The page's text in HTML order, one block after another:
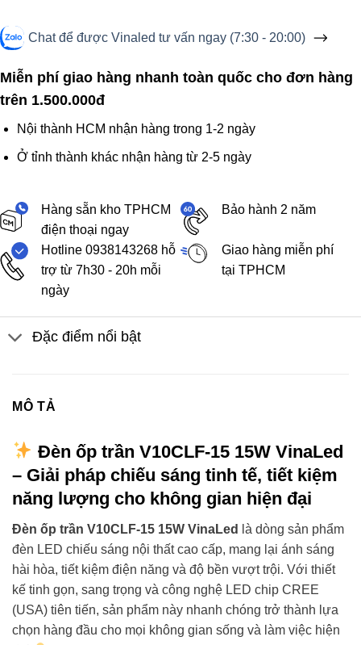
Chat để được Vinaled tư vấn ngay (7:30 - 20:00)
Miễn phí giao hàng nhanh toàn quốc cho đơn hàng
trên 1.500.000đ
Nội thành HCM nhận hàng trong 1-2 ngày
Ở tỉnh thành khác nhận hàng từ 2-5 ngày
Hàng sẵn kho TPHCM
điện thoại ngay
Bảo hành 2 năm
Hotline 0938143268 hỗ
trợ từ 7h30 - 20h mỗi
ngày
Giao hàng miễn phí
tại TPHCM
Đặc điểm nổi bật
MÔ TẢ
Đèn ốp trần V10CLF-15 15W VinaLed
– Giải pháp chiếu sáng tinh tế, tiết kiệm
năng lượng cho không gian hiện đại
Đèn ốp trần V10CLF-15 15W VinaLed
là dòng sản phẩm
đèn LED chiếu sáng nội thất cao cấp, mang lại ánh sáng
hài hòa, tiết kiệm điện năng và độ bền vượt trội. Với thiết
kế tinh gọn, sang trọng và công nghệ LED chip CREE
(USA) tiên tiến, sản phẩm này nhanh chóng trở thành lựa
chọn hàng đầu cho mọi không gian sống và làm việc hiện